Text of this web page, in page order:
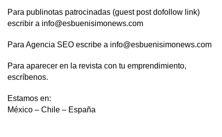
Para publinotas patrocinadas (guest post dofollow link)
escribir a info@esbuenisimonews.com
Para Agencia SEO escribe a info@esbuenisimonews.com
Para aparecer en la revista con tu emprendimiento,
escríbenos.
Estamos en:
México – Chile – España